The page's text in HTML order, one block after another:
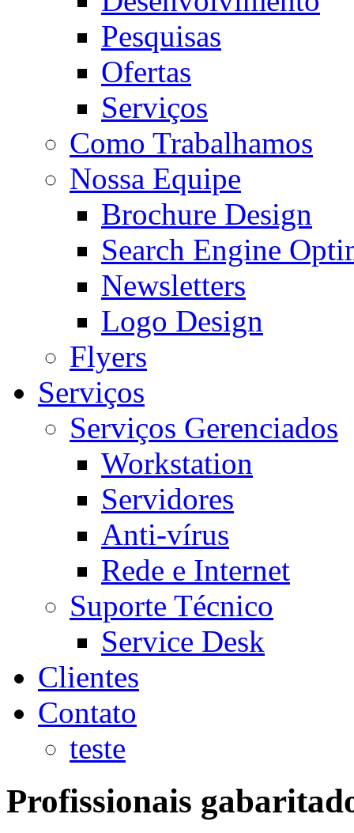
Pesquisas
Ofertas
Serviços
Como Trabalhamos
Nossa Equipe
Brochure Design
Search Engine
Newsletters
Logo Design
Flyers
Serviços
Serviços Gerenciados
Workstation
Servidores
Anti-vírus
Rede e Internet
Suporte Técnico
Service Desk
Clientes
Contato
teste
Profissionais